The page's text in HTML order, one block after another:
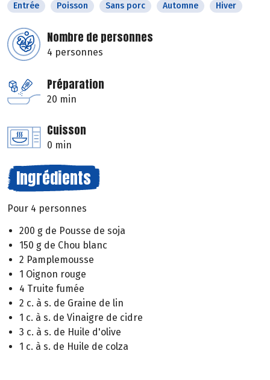
Entrée Poisson Sans porc Automne Hiver
Nombre de personnes
4 personnes
Préparation
20 min
Cuisson
0 min
Ingrédients
Pour 4 personnes
200 g de Pousse de soja
150 g de Chou blanc
2 Pamplemousse
1 Oignon rouge
4 Truite fumée
2 c. à s. de Graine de lin
1 c. à s. de Vinaigre de cidre
3 c. à s. de Huile d'olive
1 c. à s. de Huile de colza